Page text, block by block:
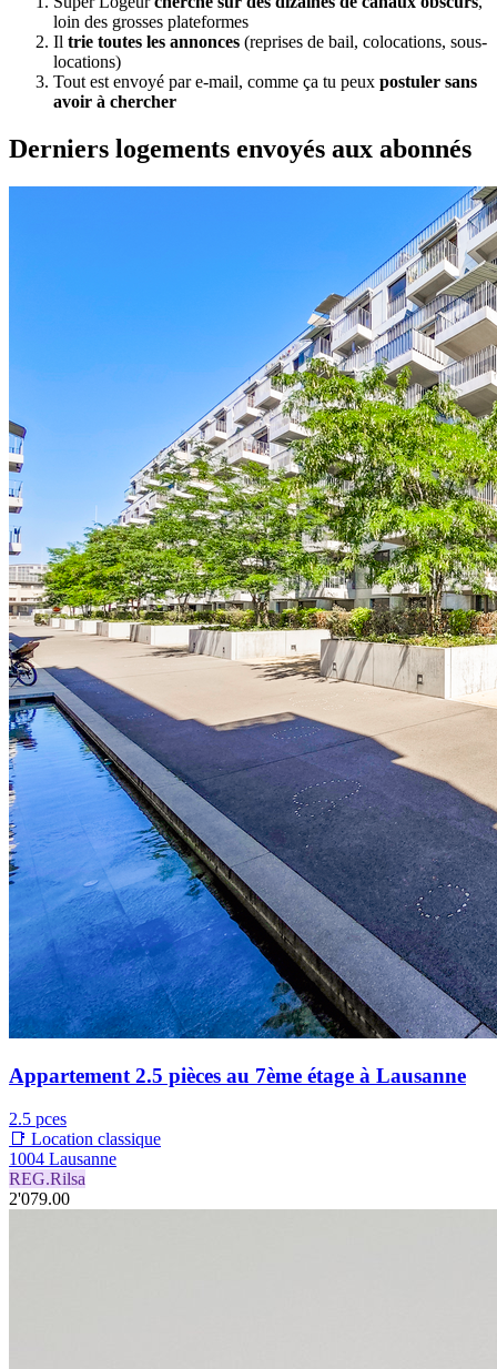
loin des grosses plateformes
Il trie toutes les annonces (reprises de bail, colocations, sous-
locations)
Tout est envoyé par e-mail, comme ça tu peux postuler sans
avoir à chercher
Derniers logements envoyés aux abonnés
Appartement 2.5 pièces au 7ème étage à Lausanne
2.5 pces
📑 Location classique
1004 Lausanne
REG.Rilsa
2'079.00